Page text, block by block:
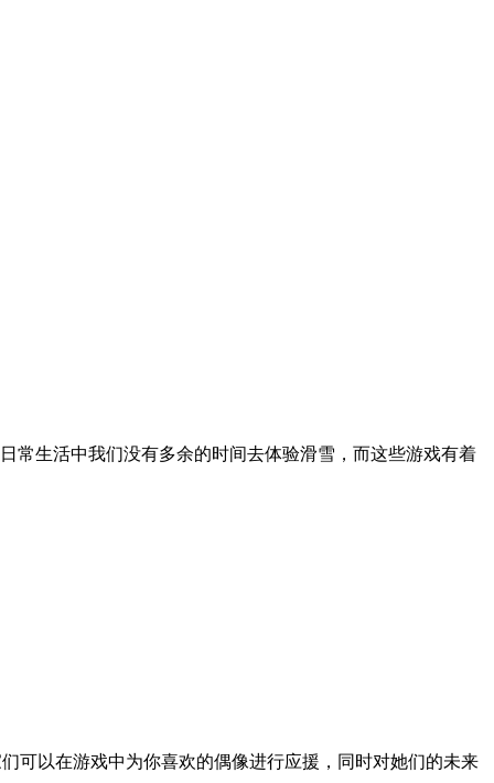
常生活中我们没有多余的时间去体验滑雪，而这些游戏有着
可以在游戏中为你喜欢的偶像进行应援，同时对她们的未来